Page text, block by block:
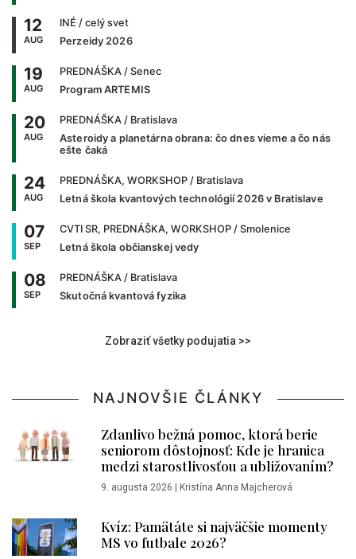
12
AUG
INÉ / celý svet
Perzeidy 2026
19
AUG
PREDNÁŠKA / Senec
Program ARTEMIS
20
AUG
PREDNÁŠKA / Bratislava
Asteroidy a planetárna obrana: čo dnes vieme a čo nás
ešte čaká
24
AUG
PREDNÁŠKA, WORKSHOP / Bratislava
Letná škola kvantových technológií 2026 v Bratislave
07
SEP
CVTI SR, PREDNÁŠKA, WORKSHOP / Smolenice
Letná škola občianskej vedy
08
SEP
PREDNÁŠKA / Bratislava
Skutočná kvantová fyzika
Zobraziť všetky podujatia >>
NAJNOVŠIE ČLÁNKY
Zdanlivo bežná pomoc, ktorá berie
seniorom dôstojnosť: Kde je hranica
medzi starostlivosťou a ubližovaním?
9. augusta 2026 Kristína Anna Majcherová
Kvíz: Pamätáte si najväčšie momenty
MS vo futbale 2026?